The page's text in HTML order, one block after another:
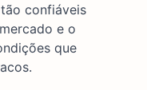
confiáveis
e o
que